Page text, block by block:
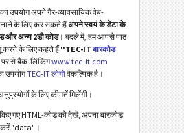
उपयोग अपने गैर-व्यावसायिक वेब-
के लिए कर सकते हैंअपने स्वयं के डेटा के
और अन्य 2डी कोड। बदले में, हम आपसे पाठ
करने के लिए कहते हैं"TEC-IT बारकोड
पर से बैक-लिंकिंगwww.tec-it.com
उपयोगTEC-IT लोगोवैकल्पिक है।
के लिए कीमतें मिलेंगी।
गए HTML-कोड को देखें, अपना बारकोड
करें "data"।